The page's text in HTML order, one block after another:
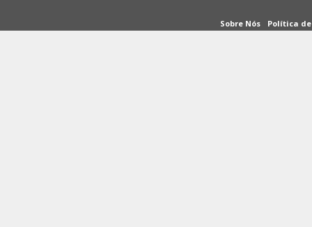
Sobre Nós Política